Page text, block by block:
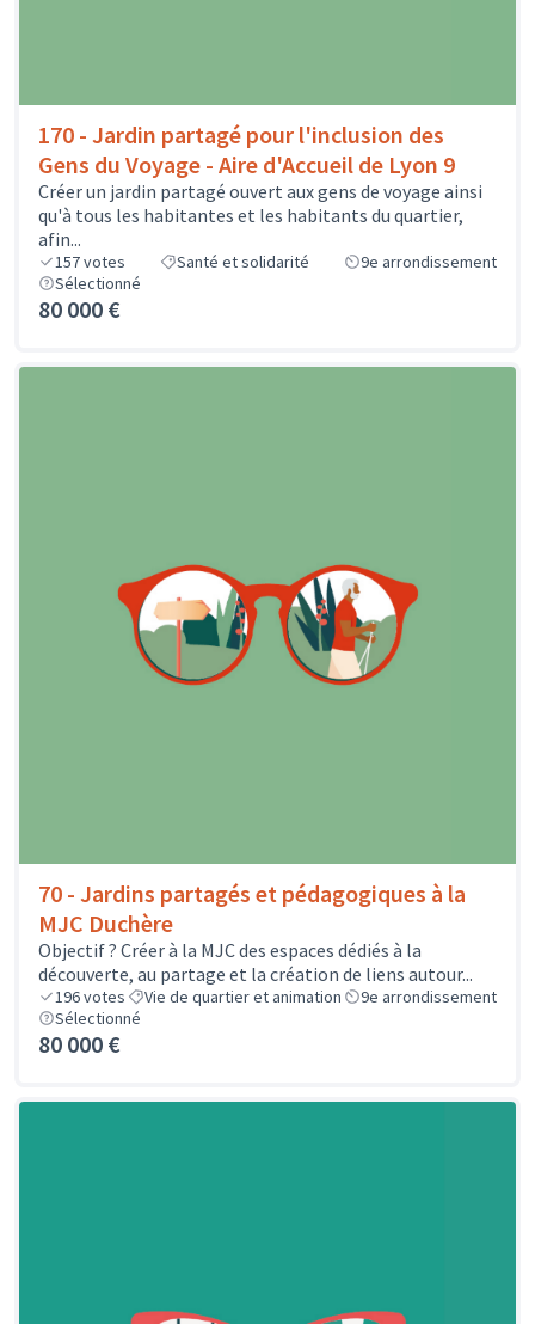
170 - Jardin partagé pour l'inclusion des
Gens du Voyage - Aire d'Accueil de Lyon 9
Créer un jardin partagé ouvert aux gens de voyage ainsi
qu'à tous les habitantes et les habitants du quartier,
afin...
157votes Santé et solidarité
9e arrondissement
Sélectionné
80 000 €
70 - Jardins partagés et pédagogiques à la
MJC Duchère
Objectif ? Créer à la MJC des espaces dédiés à la
découverte, au partage et la création de liens autour...
196votes Vie de quartier et animation
9e arrondissement
Sélectionné
80 000 €